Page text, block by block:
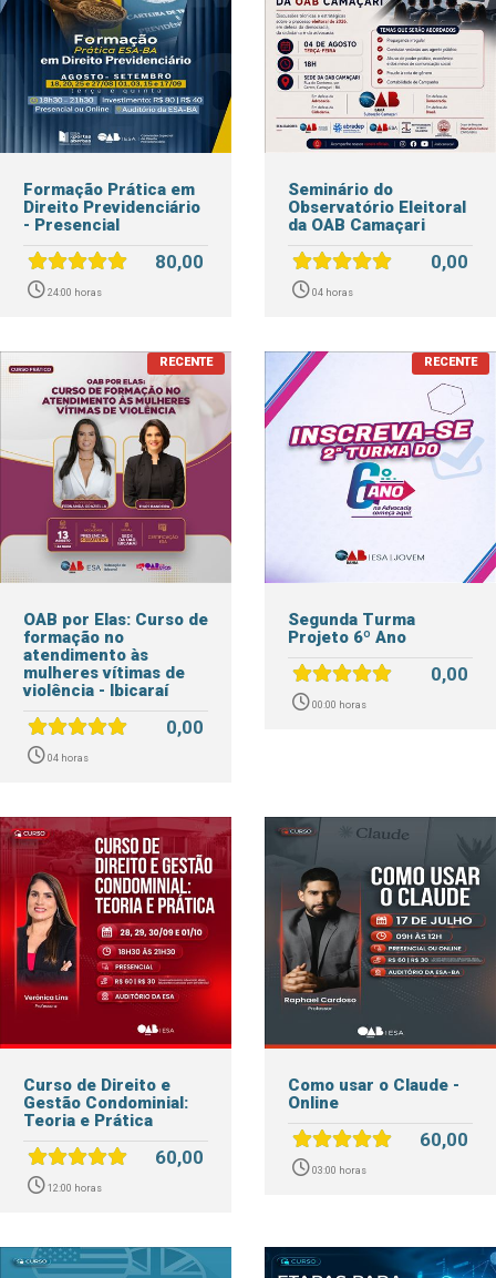
Formação Prática em
Direito Previdenciário
- Presencial
24:00 horas
80,00
Seminário do
Observatório Eleitoral
da OAB Camaçari
04 horas
0,00
OAB por Elas: Curso de
formação no
atendimento às
mulheres vítimas de
violência - Ibicaraí
04 horas
0,00
Segunda Turma
Projeto 6º Ano
00:00 horas
0,00
Curso de Direito e
Gestão Condominial:
Teoria e Prática
12:00 horas
60,00
Como usar o Claude -
Online
03:00 horas
60,00